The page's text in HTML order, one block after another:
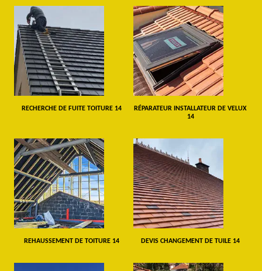
RECHERCHE DE FUITE TOITURE 14
RÉPARATEUR INSTALLATEUR DE VELUX
14
REHAUSSEMENT DE TOITURE 14 DEVIS CHANGEMENT DE TUILE 14